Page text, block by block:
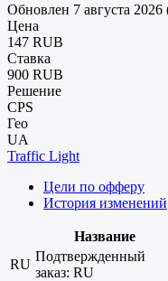
Обновлен 7 августа
Цена
147 RUB
Ставка
900 RUB
Решение
CPS
Гео
UA
Traffic Light
Цели по офферу
История изменений
Название
RU
Подтвержденный
заказ: RU